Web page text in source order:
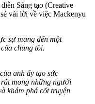
Sáng tạo (Creative
vài lời về việc Mackenyu
sự mang đến một
chúng tôi.
anh ấy tạo sức
mong những người
khám phá cốt truyện